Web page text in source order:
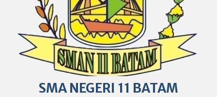
SMA NEGERI 11 BATAM